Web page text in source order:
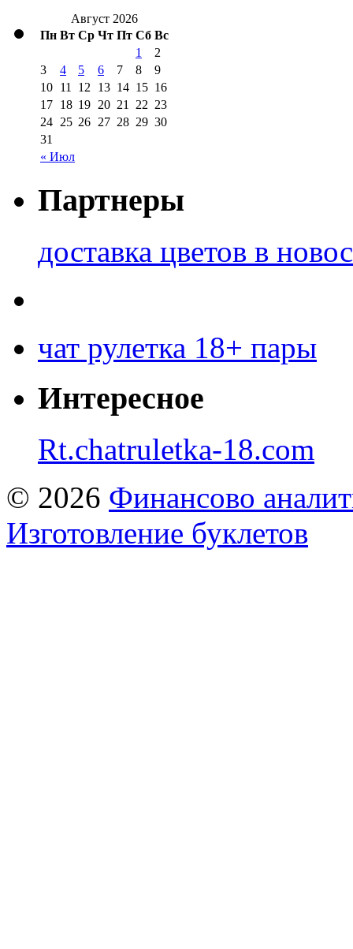
Август 2026
Пн Вт Ср Чт Пт Сб Вс
« Июл
1
2
3
4 5 6 7 8
9
10 11 12 13 14 15 16
17 18 19 20 21 22 23
24 25 26 27 28 29 30
31
Партнеры
доставка цветов в
чат рулетка 18+ пары
Интересное
Rt.chatruletka-18.com
© 2026 Финансово
Изготовление буклетов